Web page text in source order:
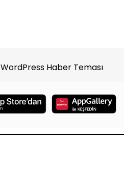
WordPress Haber Teması